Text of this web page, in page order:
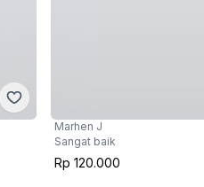
Marhen J
Sangat baik
Rp 120.000